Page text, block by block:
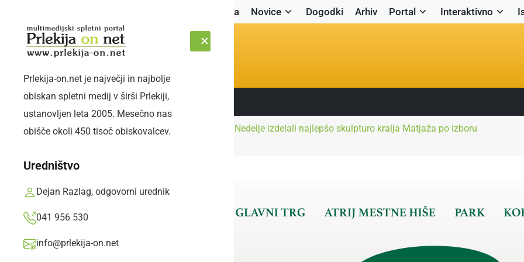
Naslovnica Novice Dogodki Arhiv Portal Interaktivno
SOBOTA, 8. AVGUST 2026 Sledite nam:
Prlekija-on.net je največji in najbolje
obiskan spletni medij v širši Prlekiji,
ustanovljen leta 2005. Mesečno nas
obišče okoli 450 tisoč obiskovalcev.
Uredništvo
Dejan Razlag, odgovorni urednik
041 956 530
info@prlekija-on.net
Naslovnica Družabno
Pohodniki od Male Nedelje izdelali najlepšo skulpturo kralja Matjaža po izboru